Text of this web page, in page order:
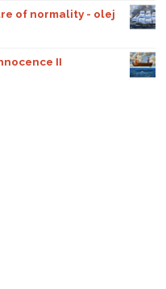
of normality - olej
II